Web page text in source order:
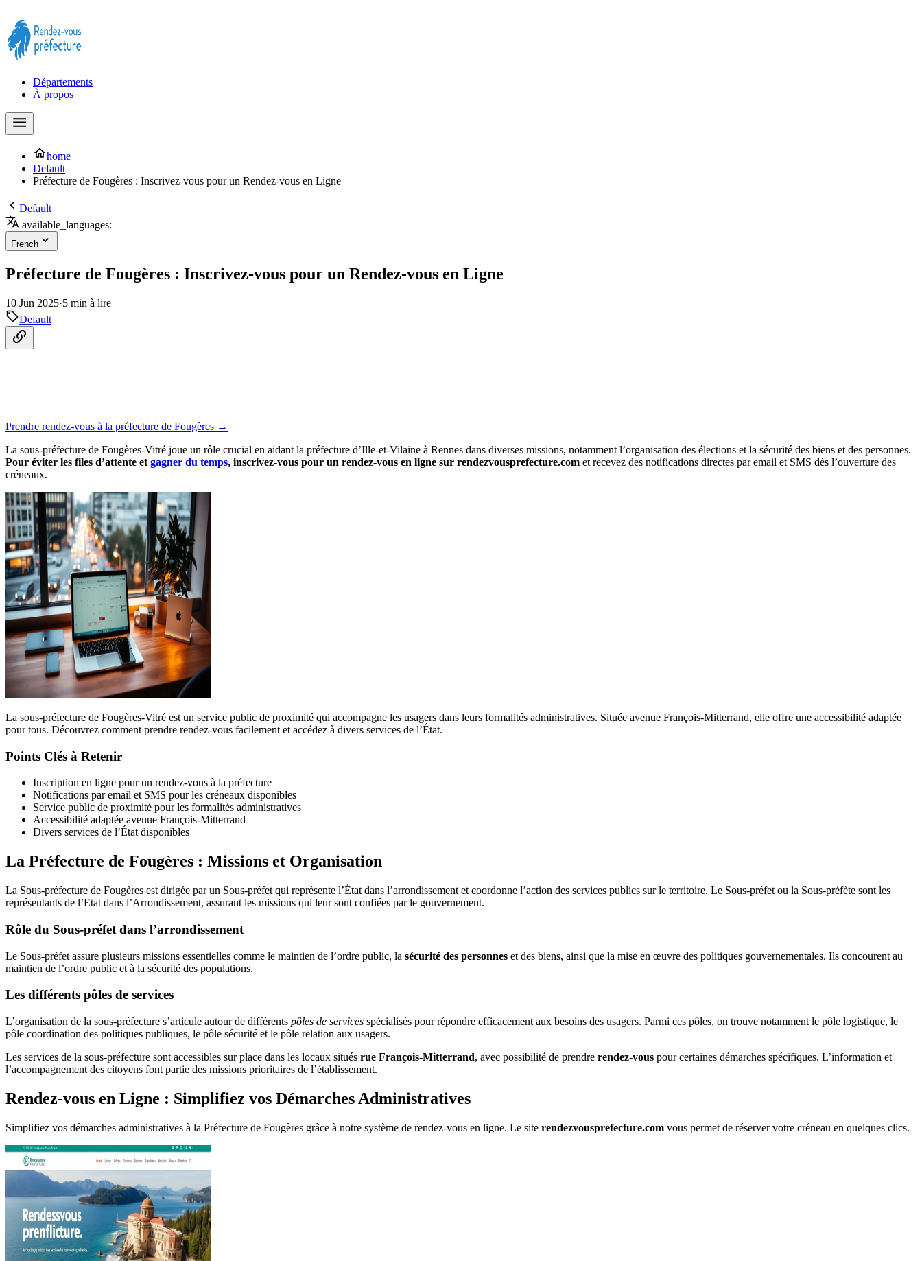
Départements
À propos
home
Default
Préfecture de Fougères : Inscrivez-vous pour un Rendez-vous en Ligne
Default
available_languages:
French
Préfecture de Fougères : Inscrivez-vous pour un Rendez-vous en Ligne
10 Jun 2025·5 min à lire
Default
Prendre rendez-vous à la préfecture de Fougères →
La sous-préfecture de Fougères-Vitré joue un rôle crucial en aidant la préfecture d’Ille-et-Vilaine à Rennes dans diverses missions, notamment l’organisation des élections et la sécurité des biens et des personnes.
Pour éviter les files d’attente et gagner du temps, inscrivez-vous pour un rendez-vous en ligne sur rendezvousprefecture.com et recevez des notifications directes par email et SMS dès l’ouverture des
créneaux.
La sous-préfecture de Fougères-Vitré est un service public de proximité qui accompagne les usagers dans leurs formalités administratives. Située avenue François-Mitterrand, elle offre une accessibilité adaptée
pour tous. Découvrez comment prendre rendez-vous facilement et accédez à divers services de l’État.
Points Clés à Retenir
Inscription en ligne pour un rendez-vous à la préfecture
Notifications par email et SMS pour les créneaux disponibles
Service public de proximité pour les formalités administratives
Accessibilité adaptée avenue François-Mitterrand
Divers services de l’État disponibles
La Préfecture de Fougères : Missions et Organisation
La Sous-préfecture de Fougères est dirigée par un Sous-préfet qui représente l’État dans l’arrondissement et coordonne l’action des services publics sur le territoire. Le Sous-préfet ou la Sous-préfète sont les
représentants de l’Etat dans l’Arrondissement, assurant les missions qui leur sont confiées par le gouvernement.
Rôle du Sous-préfet dans l’arrondissement
Le Sous-préfet assure plusieurs missions essentielles comme le maintien de l’ordre public, la sécurité des personnes et des biens, ainsi que la mise en œuvre des politiques gouvernementales. Ils concourent au
maintien de l’ordre public et à la sécurité des populations.
Les différents pôles de services
L’organisation de la sous-préfecture s’articule autour de différents pôles de services spécialisés pour répondre efficacement aux besoins des usagers. Parmi ces pôles, on trouve notamment le pôle logistique, le
pôle coordination des politiques publiques, le pôle sécurité et le pôle relation aux usagers.
Les services de la sous-préfecture sont accessibles sur place dans les locaux situés rue François-Mitterrand, avec possibilité de prendre rendez-vous pour certaines démarches spécifiques. L’information et
l’accompagnement des citoyens font partie des missions prioritaires de l’établissement.
Rendez-vous en Ligne : Simplifiez vos Démarches Administratives
Simplifiez vos démarches administratives à la Préfecture de Fougères grâce à notre système de rendez-vous en ligne. Le site rendezvousprefecture.com vous permet de réserver votre créneau en quelques clics.